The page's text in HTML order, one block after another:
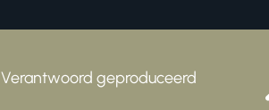
Verantwoord geproduceerd